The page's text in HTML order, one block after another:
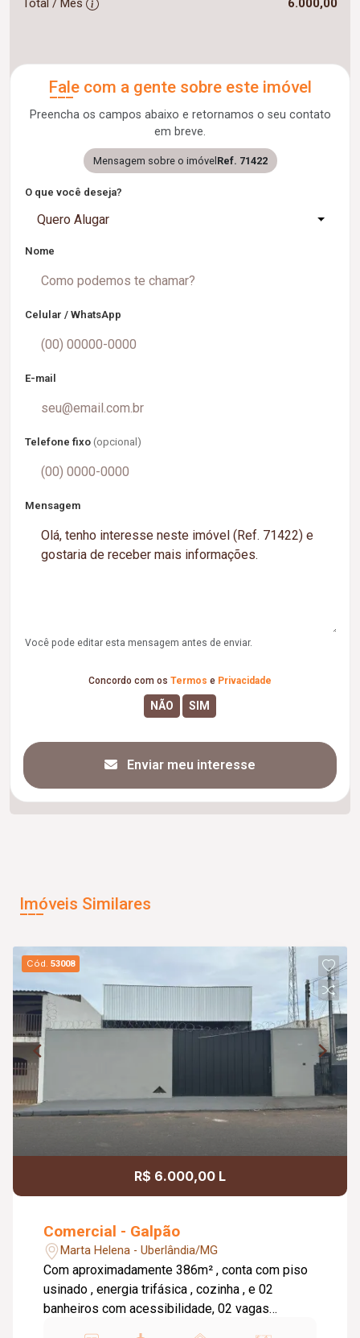
Total / Mês 6.000,00
Fale com a gente sobre este imóvel
Preencha os campos abaixo e retornamos o seu contato
em breve.
Mensagem sobre o imóvelRef. 71422
O que você deseja?
Quero Alugar
Nome
Celular / WhatsApp
E-mail
Telefone fixo (opcional)
Mensagem
Você pode editar esta mensagem antes de enviar.
Concordo com os Termos e Privacidade
Enviar meu interesse
Imóveis Similares
Cód.53008
R$ 6.000,00 L
Comercial - Galpão
Marta Helena - Uberlândia/MG
Com aproximadamente 386m² , conta com piso
usinado , energia trifásica , cozinha , e 02
banheiros com acessibilidade, 02 vagas